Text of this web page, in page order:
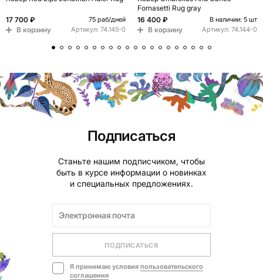
17 700 ₽ 75 раб/дней
В корзину Артикул: 74.145-0
Fornasetti Rug gray
16 400 ₽
В наличии: 5 шт
В корзину Артикул: 74.144-0
Подписаться
Станьте нашим подписчиком, чтобы
быть в курсе информации о новинках
и специальных предложениях.
ПОДПИСАТЬСЯ
Я принимаю условия пользовательского
соглашения